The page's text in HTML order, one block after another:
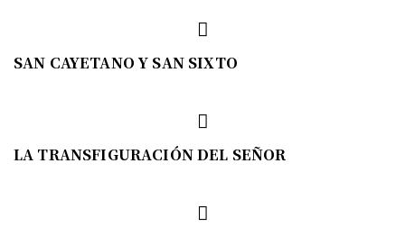
SAN CAYETANO Y SAN SIXTO
LA TRANSFIGURACIÓN DEL SEÑOR